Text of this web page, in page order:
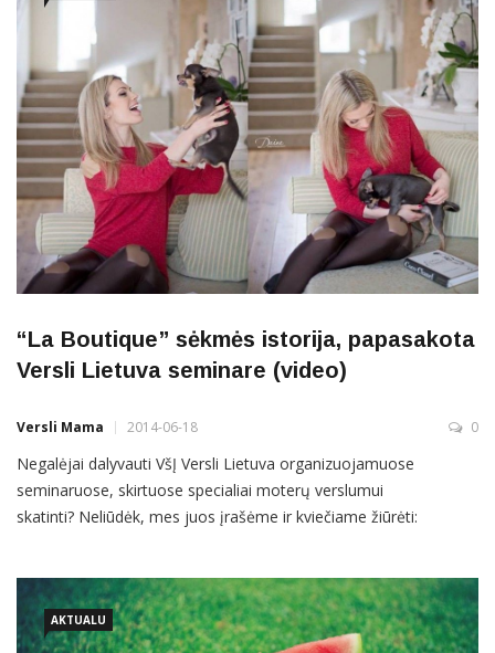
“La Boutique” sėkmės istorija, papasakota
Versli Lietuva seminare (video)
Versli Mama 2014-06-18 0
Negalėjai dalyvauti VšĮ Versli Lietuva organizuojamuose
seminaruose, skirtuose specialiai moterų verslumui
skatinti? Neliūdėk, mes juos įrašėme ir kviečiame žiūrėti:
AKTUALU